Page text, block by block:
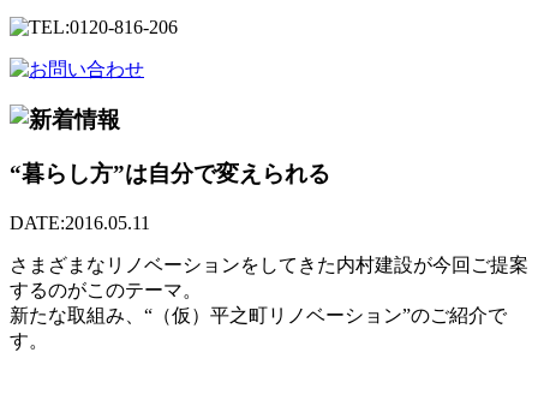
“暮らし方”は自分で変えられる
DATE:2016.05.11
さまざまなリノベーションをしてきた内村建設が今回ご提案
するのがこのテーマ。
新たな取組み、“（仮）平之町リノベーション”のご紹介で
す。